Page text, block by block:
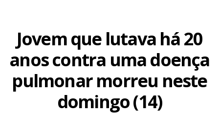
Jovem que lutava há 20
anos contra uma doença
pulmonar morreu neste
domingo (14)